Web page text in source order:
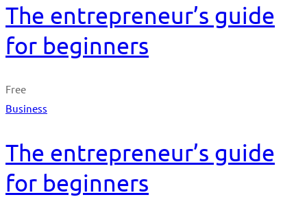
The entrepreneur’s guide
for beginners
Free
Business
The entrepreneur’s guide
for beginners